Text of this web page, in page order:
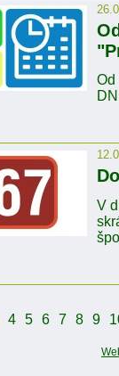
Od
V
4 5 6 7 8 9